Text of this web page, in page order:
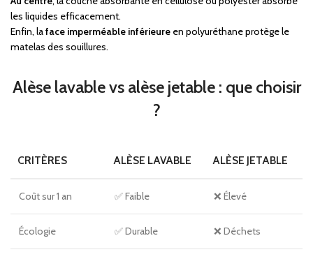
les liquides efficacement.
Enfin, laface imperméable inférieure en polyuréthane protège le
matelas des souillures.
Alèse lavable vs alèse jetable : que choisir
?
CRITÈRES ALÈSE LAVABLE ALÈSE JETABLE
Coût sur 1 an ✅ Faible ❌ Élevé
Écologie ✅ Durable ❌ Déchets